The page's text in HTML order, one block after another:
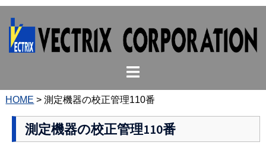
ス
ト
ル
ニ
ュ
HOME >測定機器の校正管理110番
測定機器の校正管理110番